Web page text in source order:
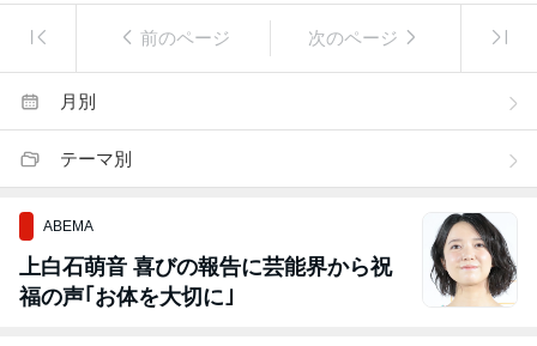
前のページ 次のページ
月別
テーマ別
ABEMA
上白石萌音 喜びの報告に芸能界から祝
福の声｢お体を大切に｣